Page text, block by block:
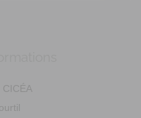
CICÉA